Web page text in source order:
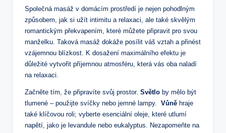
Společná masáž v domácím prostředí‍ je nejen pohodlným
způsobem, jak si užít intimitu a relaxaci, ale také skvělým
romantickým překvapením, které můžete ⁢připravit ‌pro svou
manželku. Taková masáž dokáže posílit váš‌ vztah ‌a přinést
vzájemnou blízkost. K⁣ dosažení maximálního efektu je
důležité vytvořit příjemnou ⁤atmosféru, která vás oba naladí
na relaxaci.
Začněte tím, že připravíte svůj‍ prostor. Světlo by mělo být
tlumené – použijte svíčky nebo jemné lampy. ‌ Vůně hraje
také klíčovou ​roli;⁢ vyberte esenciální oleje, které utlumí
napětí,⁣ jako je levandule nebo⁤ eukalyptus. Nezapomeňte na⁣